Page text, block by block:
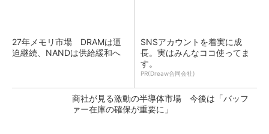
27年メモリ市場 DRAMは逼
迫継続、NANDは供給緩和へ
SNSアカウントを着実に成
長。実はみんなココ使ってま
す。
PR(Dreaw合同会社)
商社が見る激動の半導体市場 今後は「バッフ
ァー在庫の確保が重要に」